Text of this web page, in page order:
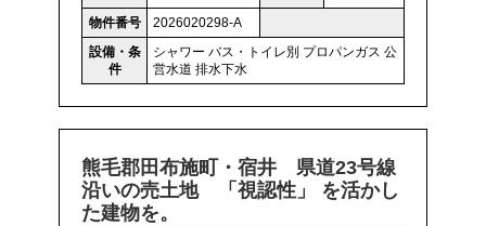
物件番号
2026020298-A
設備・条
件
シャワー バス・トイレ別 プロパンガス 公
営水道 排水下水
熊毛郡田布施町・宿井 県道23号線
沿いの売土地 「視認性」 を活かし
た建物を。